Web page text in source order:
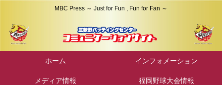
MBC Press ～ Just for Fun , Fun for Fan ～
ホーム インフォメーション
メディア情報 福岡野球大会情報